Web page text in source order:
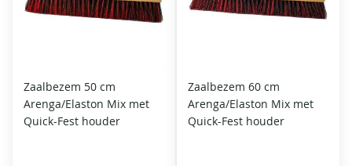
Zaalbezem 50 cm
Arenga/Elaston Mix met
Quick-Fest houder
Zaalbezem 60 cm
Arenga/Elaston Mix met
Quick-Fest houder